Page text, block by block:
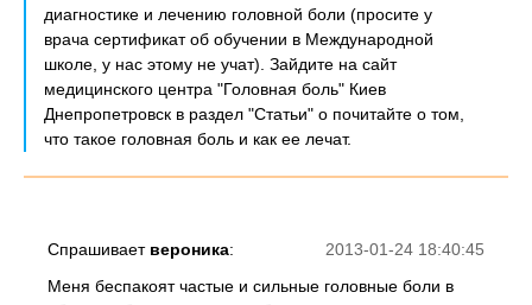
диагностике и лечению головной боли (просите у
врача сертификат об обучении в Международной
школе, у нас этому не учат). Зайдите на сайт
медицинского центра "Головная боль" Киев
Днепропетровск в раздел "Статьи" о почитайте о том,
что такое головная боль и как ее лечат.
2013-01-24 18:40:45
Спрашивает вероника:
Меня беспакоят частые и сильные головные боли в